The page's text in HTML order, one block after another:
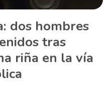
dos hombres
tras
riña en la vía